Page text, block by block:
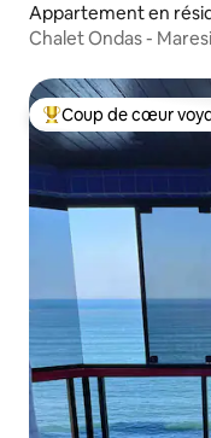
Appartement en
Chalet Ondas -
Coups de cœur
Coup de cœur